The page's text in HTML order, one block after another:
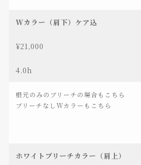
Wカラー（肩下）ケア込
¥21,000
4.0h
根元のみのブリーチの場合もこちら
ブリーチなしWカラーもこちら
ホワイトブリーチカラー（肩上）